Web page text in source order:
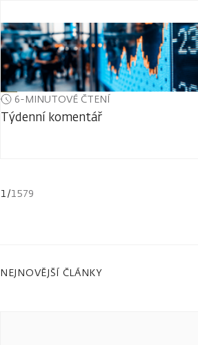
6-MINUTOVÉ ČTENÍ
Týdenní komentář
1/1579
NEJNOVĚJŠÍ ČLÁNKY